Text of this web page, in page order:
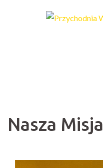
Nasza Misja